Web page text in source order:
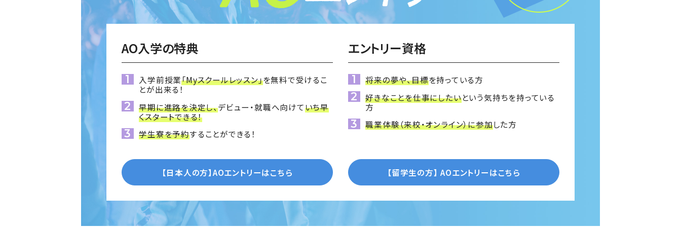
AO入学の特典
入学前授業「Myスクールレッスン」を無料で受けるこ
とが出来る！
早期に進路を決定し、デビュー・就職へ向けていち早
くスタートできる！
学生寮を予約することができる！
【日本人の方】AOエントリーはこちら
エントリー資格
将来の夢や、目標を持っている方
好きなことを仕事にしたいという気持ちを持っている
方
職業体験（来校・オンライン）に参加した方
【留学生の方】AOエントリーはこちら